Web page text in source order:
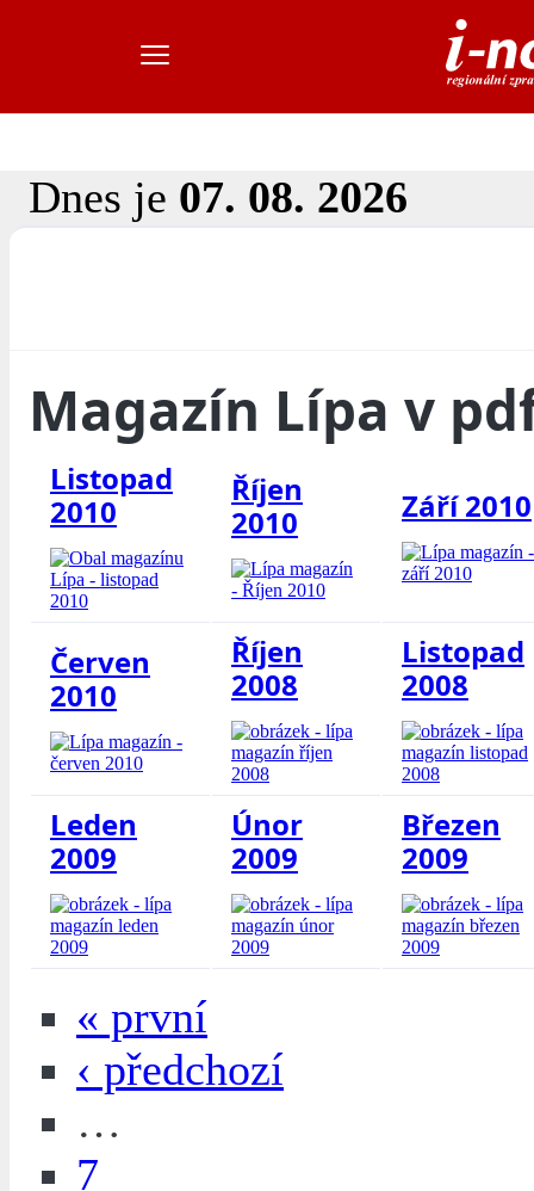
Dnes je 07. 08. 2026
Magazín Lípa v
Listopad
2010
Říjen
2010
Září 2010
Červen
2010
Říjen
2008
Listopad
2008
Leden
2009
Únor
2009
Březen
2009
« první
‹ předchozí
…
7